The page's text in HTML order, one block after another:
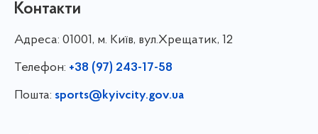
Контакти
Адреса: 01001, м. Київ, вул.Хрещатик, 12
Телефон: +38 (97) 243-17-58
Пошта: sports@kyivcity.gov.ua